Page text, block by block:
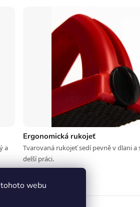
webu
a
Ergonomická rukojeť
Tvarovaná rukojeť sedí pevně v dlani a
delší práci.